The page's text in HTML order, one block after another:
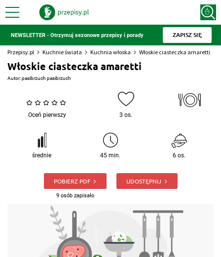
NEWSLETTER - Otrzymuj sezonowe przepisy i porady ZAPISZ SIĘ
Przepisy.pl Kuchnie świata Kuchnia włoska Włoskie ciasteczka amaretti
Włoskie ciasteczka amaretti
Autor:pasibrzuch pasibrzuch
Oceń pierwszy 3 os.
średnie 45 min. 6 os.
POBIERZ PDF
9 osób zapisało
UDOSTĘPNIJ